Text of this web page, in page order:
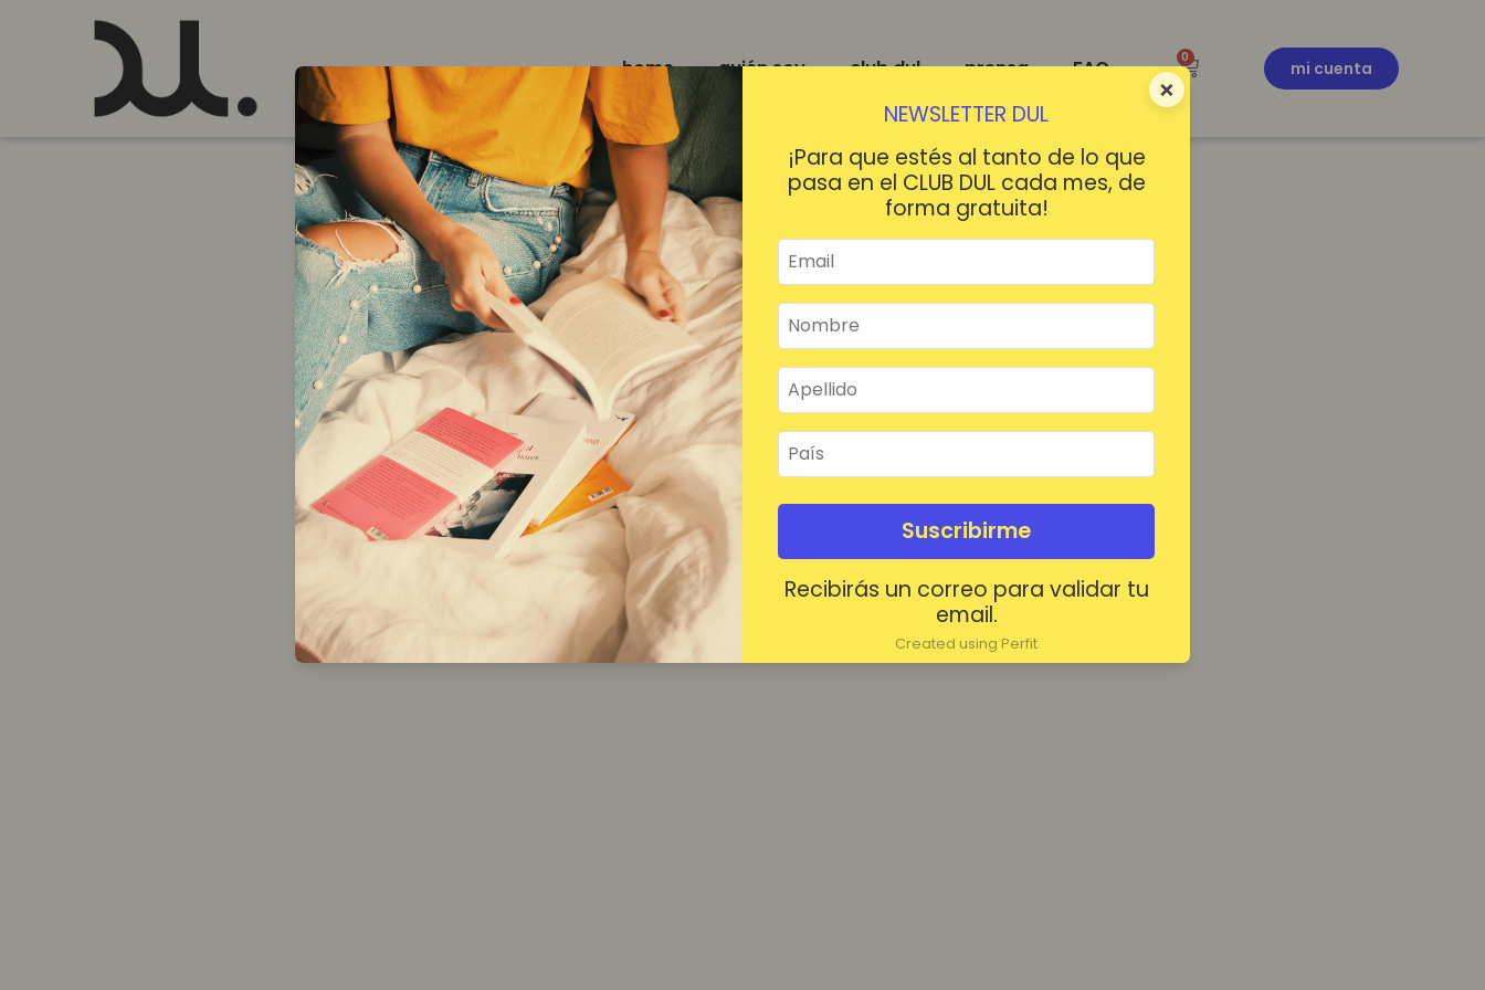
×
NEWSLETTER DUL
¡Para que estés al tanto de lo que
pasa en el CLUB DUL cada mes, de
forma gratuita!
Suscribirme
Recibirás un correo para validar tu
email.
Created using Perfit
home quién soy club dul prensa FAQ 0
mi cuenta
¡HOLA!
Mantenerme conectado ¿Contraseña olvidada?
Acceder